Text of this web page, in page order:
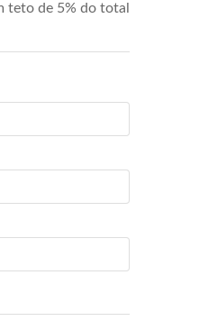
teto de 5% do total